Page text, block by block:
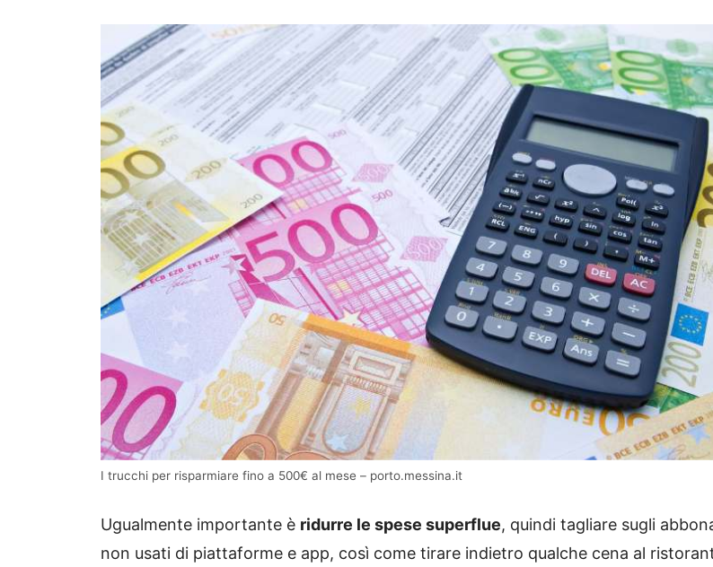
I trucchi per risparmiare fino a 500€ al mese – porto.messina.it
Ugualmente importante è ridurre le spese superflue, quindi tagliare sugli
non usati di piattaforme e app, così come tirare indietro qualche cena al